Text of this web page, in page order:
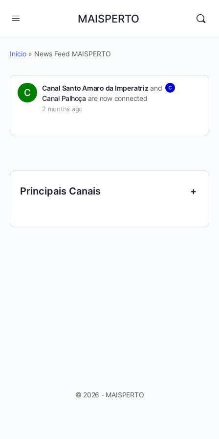
MAISPERTO
Início » News Feed MAISPERTO
Canal Santo Amaro da Imperatriz and
Canal Palhoça are now connected
2 months ago
Principais Canais +
© 2026 - MAISPERTO